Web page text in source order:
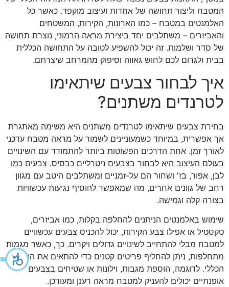
המטבח וליצור תחושה של אחדות ועיצוב מוקפד. כאשר כל
האלמנטים במטבח – כמו הארונות, הקירות, המשטחים
והאביזרים – משתלבים יחד ביצירת מראה הרמוני, נוצרת תחושה
של סדר ושלמות. זה יכול להשפיע לטובה על התחושה הכללית
בבית ולגרום לכם לחוש גאווה וסיפוק מהמרחב שיצרתם.
איך לבחור צבעים שיתאימו
לטרנדים משתנים?
בחירת צבעים שיתאימו לטרנדים משתנים היא משימה מאתגרת
אך אפשרית, במיוחד כשמעוניינים לשמור על מראה מטבח עדכני
לאורך זמן. אחת הדרכים הפשוטות ביותר להתמודד עם השינויים
בעולם העיצוב היא לבחור בצבעים ניטרליים כבסיס. צבעים כמו
לבן, אפור, בז' ושחור הם על-זמניים ומשתלבים היטב עם מגוון
רחב של גוונים אחרים, מה שמאפשר להוסיף נגיעות עכשוויות
בצורה קלה וגמישה.
שימוש באלמנטים הניתנים להחלפה בקלות, כמו אביזרים,
טקסטיל או אפילו צבע הקירות, יכול להכניס צבעים עכשוויים
למטבח מבלי להתחייב לשינויים גדולים ויקרים. כך, כאשר מגמות
מתחלפות, ניתן להחליף פריטים קטנים כדי להתאים את המראה
הכללי. לדוגמה, הוספת מגבות, וילונות או שטיחים בצבעים
אופנתיים יכולים להעניק למטבח מראה רענן ומעודכן.